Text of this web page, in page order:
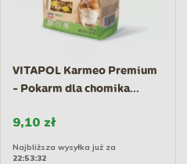
VITAPOL Karmeo Premium
- Pokarm dla chomika...
9,10 zł
Najbliższa wysyłka już za
22:53:31